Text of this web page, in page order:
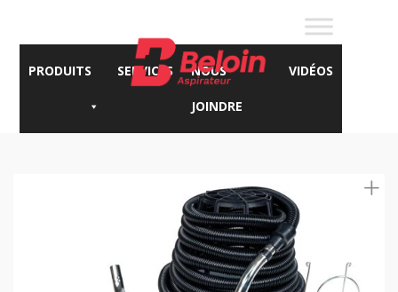
PRODUITS SERVICES NOUS
JOINDRE
VIDÉOS